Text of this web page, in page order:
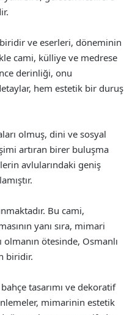
ve eserleri, döneminin
cami, külliye ve medrese
derinliği, onu
hem estetik bir duruş
olmuş, dini ve sosyal
artıran birer buluşma
avlularındaki geniş
Bu cami,
yanı sıra, mimari
ötesinde, Osmanlı
biridir.
tasarımı ve dekoratif
mimarinin estetik